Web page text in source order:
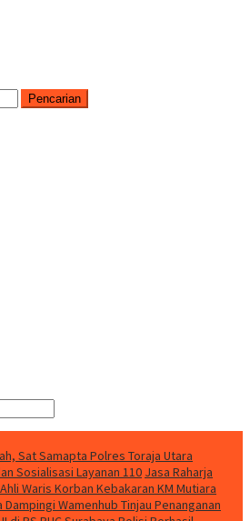
Pencarian
Sat Samapta Polres Toraja Utara
Sosialisasi Layanan 110 Jasa Raharja
Waris Korban Kebakaran KM Mutiara
Dampingi Wamenhub Tinjau Penanganan